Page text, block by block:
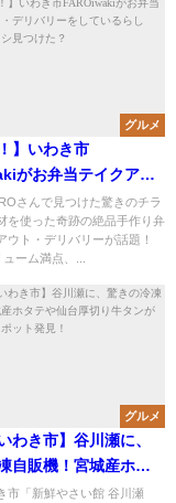
グルメ
】いわき市
がお弁当テイクアウ
リーをしているらし
ラシ見つけた？
さんで見つけた驚きのチラ
を使った奇跡の絶品手作り弁
ウト・デリバリーが話題！
ーム満点、...
グルメ
わき市】谷川瀬に、
自販機！宮城産ホタ
切り牛タンが手に入
市「新鮮やさい館 谷川瀬